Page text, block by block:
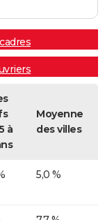
à
Moyenne
des villes
5,0 %